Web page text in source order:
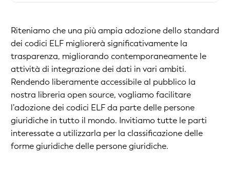
Riteniamo che una più ampia adozione dello standard
dei codici ELF migliorerà significativamente la
trasparenza, migliorando contemporaneamente le
attività di integrazione dei dati in vari ambiti.
Rendendo liberamente accessibile al pubblico la
nostra libreria open source, vogliamo facilitare
l’adozione dei codici ELF da parte delle persone
giuridiche in tutto il mondo. Invitiamo tutte le parti
interessate a utilizzarla per la classificazione delle
forme giuridiche delle persone giuridiche.